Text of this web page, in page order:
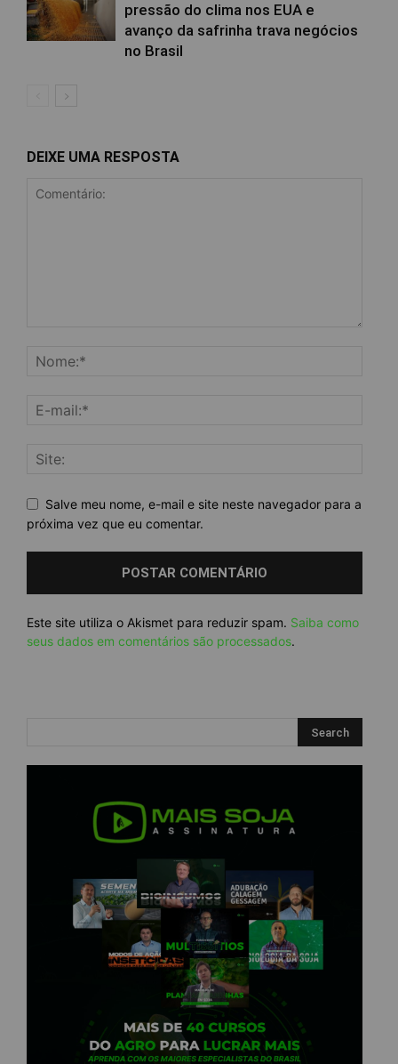
pressão do clima nos EUA e
avanço da safrinha trava negócios
no Brasil
DEIXE UMA RESPOSTA
Salve meu nome, e-mail e site neste navegador para a
próxima vez que eu comentar.
Este site utiliza o Akismet para reduzir spam. Saiba como
seus dados em comentários são processados.